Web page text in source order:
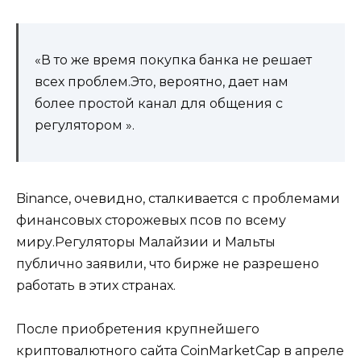
«В то же время покупка банка не решает
всех проблем.Это, вероятно, дает нам
более простой канал для общения с
регулятором ».
Binance, очевидно, сталкивается с проблемами
финансовых сторожевых псов по всему
миру.Регуляторы Малайзии и Мальты
публично заявили, что бирже не разрешено
работать в этих странах.
После приобретения крупнейшего
криптовалютного сайта CoinMarketCap в апреле